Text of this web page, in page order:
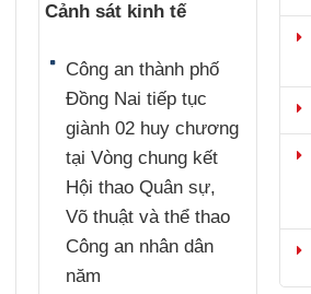
Cảnh sát kinh tế
Công an thành phố
Đồng Nai tiếp tục
giành 02 huy chương
tại Vòng chung kết
Hội thao Quân sự,
Võ thuật và thể thao
Công an nhân dân
năm